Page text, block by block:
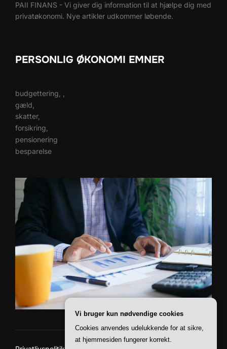
PAII FINANS - Vi giver dig information til at hjælpe dig med
privatøkonomi. Nye artikler udkommer løbende.
PERSONLIG ØKONOMI EMNER
budgettering, ,
gæld,
skatter,
forsikring,
pensionering
besparelse
Vi bruger kun nødvendige cookies
Cookies anvendes udelukkende for at sikre,
at hjemmesiden fungerer korrekt.